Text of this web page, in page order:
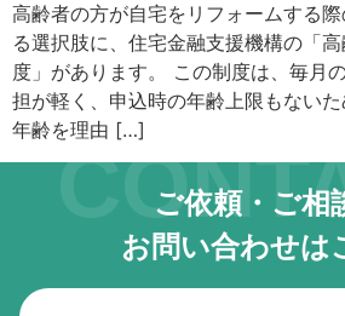
高齢者の方が自宅をリフォームする
る選択肢に、住宅金融支援機構の「
度」があります。 この制度は、毎月
担が軽く、申込時の年齢上限もない
年齢を理由 […]
ご依頼・ご相
お問い合わせは
文字の拡大
文字サイズを4段階で調整
リンク下線
リンクハイライト
リンクを強調表示